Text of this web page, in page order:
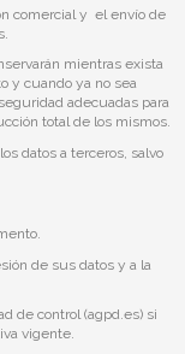
comercial y el envío de
mientras exista
y cuando ya no sea
adecuadas para
total de los mismos.
datos a terceros, salvo
de sus datos y a la
de control (agpd.es) si
vigente.